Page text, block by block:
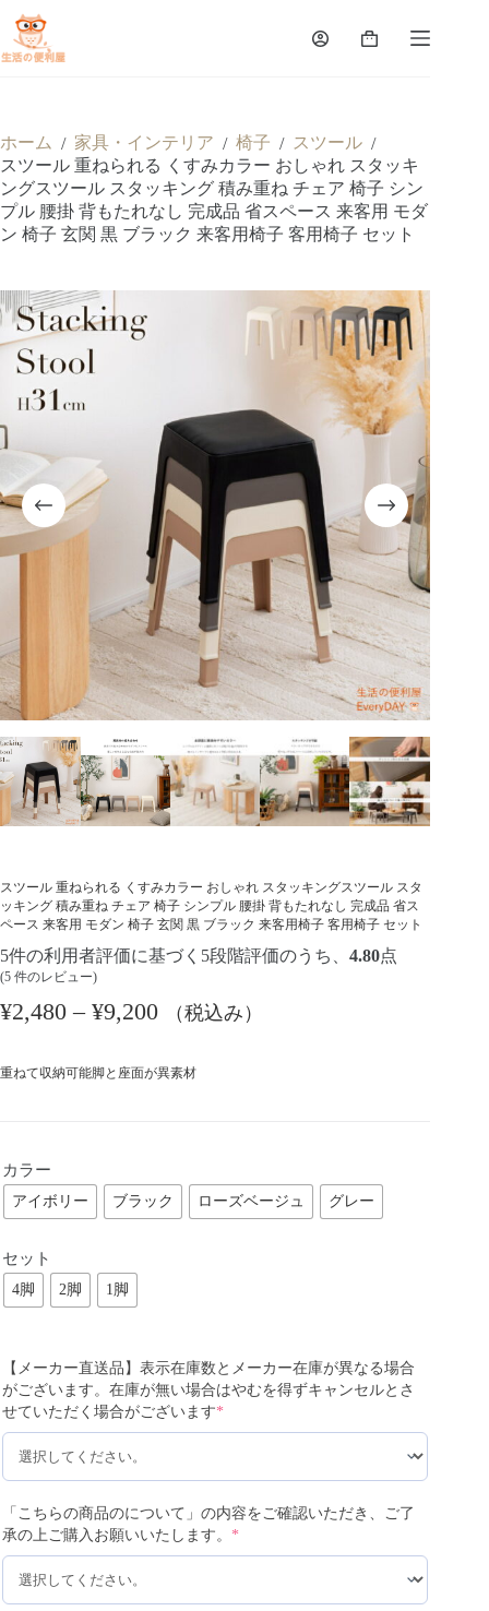
ホーム / 家具・インテリア / 椅子 / スツール /
スツール 重ねられる くすみカラー おしゃれ スタッキ
ングスツール スタッキング 積み重ね チェア 椅子 シン
プル 腰掛 背もたれなし 完成品 省スペース 来客用 モダ
ン 椅子 玄関 黒 ブラック 来客用椅子 客用椅子 セット
スツール 重ねられる くすみカラー おしゃれ スタッキングスツール スタ
ッキング 積み重ね チェア 椅子 シンプル 腰掛 背もたれなし 完成品 省ス
ペース 来客用 モダン 椅子 玄関 黒 ブラック 来客用椅子 客用椅子 セット
5件の利用者評価に基づく5段階評価のうち、 4.80点
(5 件のレビュー)
¥2,480 – ¥9,200 （税込み）
重ねて収納可能脚と座面が異素材
カラー
アイボリー ブラック ローズベージュ グレー
セット
4脚 2脚 1脚
【メーカー直送品】表示在庫数とメーカー在庫が異なる場合
がございます。在庫が無い場合はやむを得ずキャンセルとさ
せていただく場合がございます*
「こちらの商品のについて」の内容をご確認いただき、ご了
承の上ご購入お願いいたします。 *